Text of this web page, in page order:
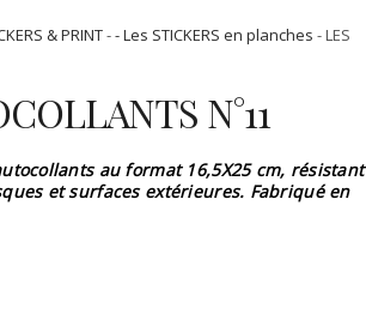
& PRINT-- Les STICKERS en planches - LES
N°11
au format 16,5X25 cm, résistant
et surfaces extérieures. Fabriqué en